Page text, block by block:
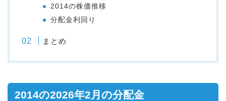
2014の株価推移
分配金利回り
まとめ
2014の2026年2月の分配金